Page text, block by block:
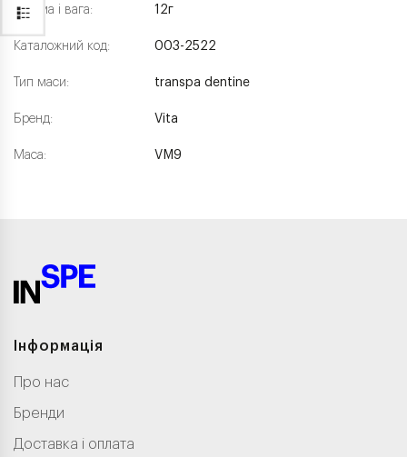
Форма і вага:
Каталожний код:
Тип маси:
Бренд:
Маса:
12г
003-2522
transpa dentine
Vita
VM9
Інформація
Про нас
Бренди
Доставка і оплата